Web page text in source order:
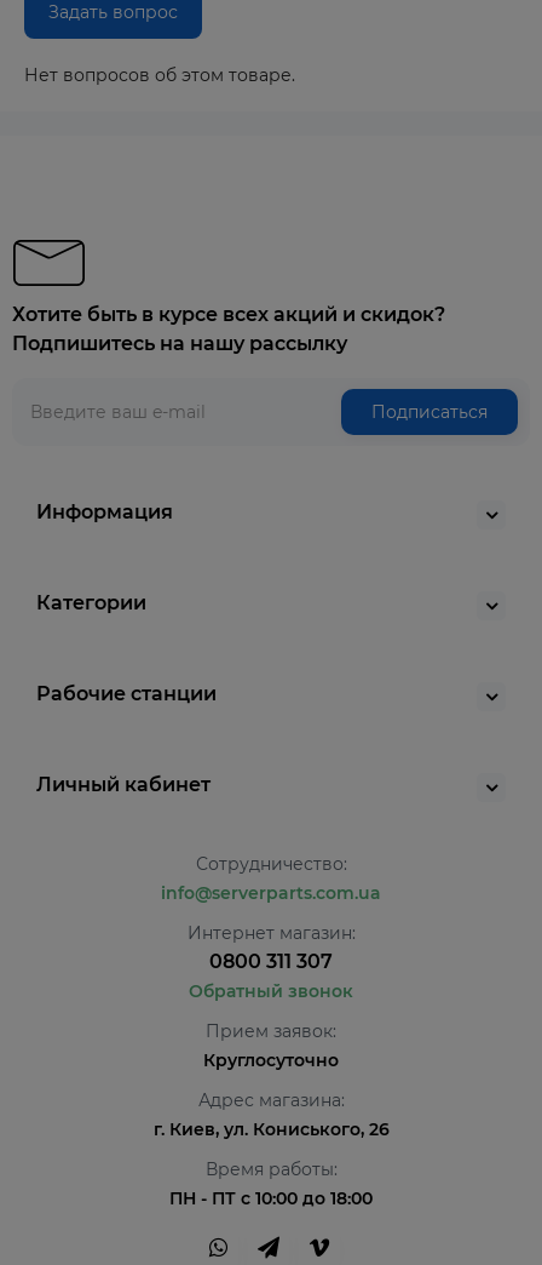
Задать вопрос
Нет вопросов об этом товаре.
Хотите быть в курсе всех акций и скидок?
Подпишитесь на нашу рассылку
Подписаться
Информация
Категории
Рабочие станции
Личный кабинет
Сотрудничество:
info@serverparts.com.ua
Интернет магазин:
0800 311 307
Обратный звонок
Прием заявок:
Круглосуточно
Адрес магазина:
г. Киев, ул. Кониського, 26
Время работы:
ПН - ПТ с 10:00 до 18:00